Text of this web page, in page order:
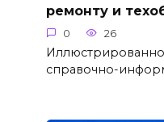
ремонту и
0 26
справочно-